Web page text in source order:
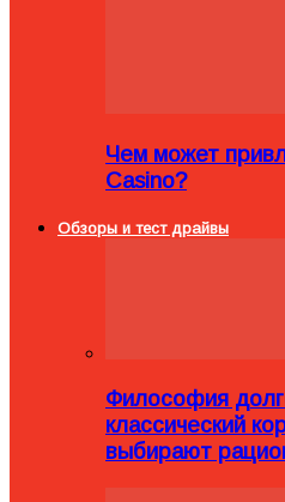
Чем может
Casino?
Обзоры и тест драйвы
Философия
классический
выбирают